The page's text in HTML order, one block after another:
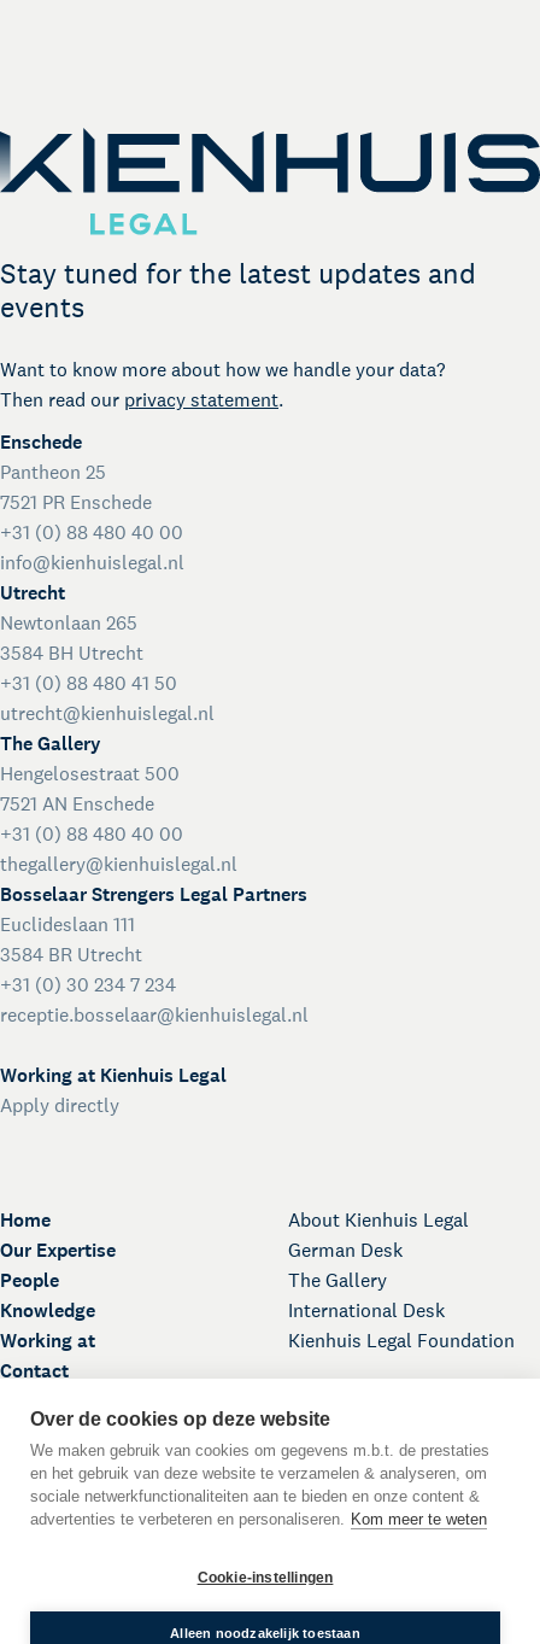
Legal support for startups
International Desk
Legal support voor internationale organisaties
Kienhuis Legal Foundation
Language:DEENNL
Stay tuned for the latest updates and
events
Want to know more about how we handle your data?
Then read our privacy statement.
Home
Our Expertise
People
Knowledge
Working at
Contact
About Kienhuis Legal
German Desk
The Gallery
International Desk
Kienhuis Legal Foundation
Enschede
Pantheon 25
7521 PR Enschede
+31 (0) 88 480 40 00
info@kienhuislegal.nl
Utrecht
Newtonlaan 265
3584 BH Utrecht
+31 (0) 88 480 41 50
utrecht@kienhuislegal.nl
The Gallery
Hengelosestraat 500
7521 AN Enschede
+31 (0) 88 480 40 00
thegallery@kienhuislegal.nl
Bosselaar Strengers Legal Partners
Euclideslaan 111
3584 BR Utrecht
+31 (0) 30 234 7 234
receptie.bosselaar@kienhuislegal.nl
Working at Kienhuis Legal
Apply directly
Over de cookies op deze website
We maken gebruik van cookies om gegevens m.b.t. de prestaties
en het gebruik van deze website te verzamelen & analyseren, om
sociale netwerkfunctionaliteiten aan te bieden en onze content &
advertenties te verbeteren en personaliseren. Kom meer te weten
Cookie-instellingen
Alleen noodzakelijk toestaan